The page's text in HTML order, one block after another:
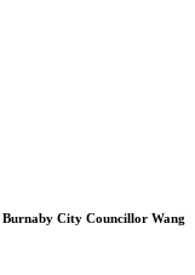
City Councillor Wang